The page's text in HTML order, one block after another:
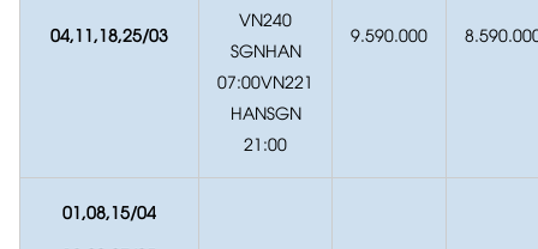
04,11,18,25/03
VN240
SGNHAN
07:00VN221
HANSGN
21:00
9.590.000
01,08,15/04